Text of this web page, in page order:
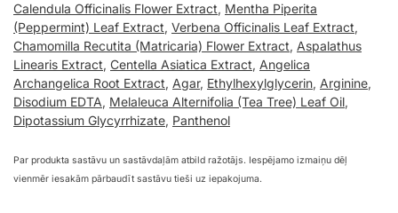
Calendula Officinalis Flower Extract, Mentha Piperita
(Peppermint) Leaf Extract, Verbena Officinalis Leaf Extract,
Chamomilla Recutita (Matricaria) Flower Extract, Aspalathus
Linearis Extract, Centella Asiatica Extract, Angelica
Archangelica Root Extract, Agar, Ethylhexylglycerin, Arginine,
Disodium EDTA, Melaleuca Alternifolia (Tea Tree) Leaf Oil,
Dipotassium Glycyrrhizate, Panthenol
Par produkta sastāvu un sastāvdaļām atbild ražotājs. Iespējamo izmaiņu dēļ
vienmēr iesakām pārbaudīt sastāvu tieši uz iepakojuma.